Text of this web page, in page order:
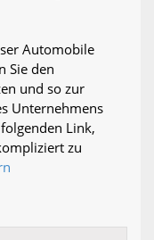
Automobile
Sie den
und so zur
Unternehmens
Link,
zu